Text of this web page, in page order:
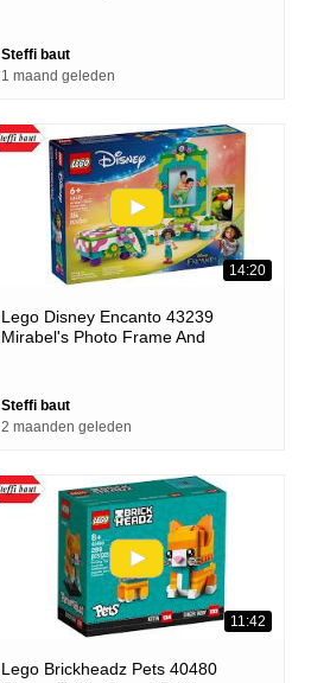
Steffi baut
1 maand geleden
14:20
Lego Disney Encanto 43239
Mirabel's Photo Frame And
Steffi baut
2 maanden geleden
11:42
Lego Brickheadz Pets 40480